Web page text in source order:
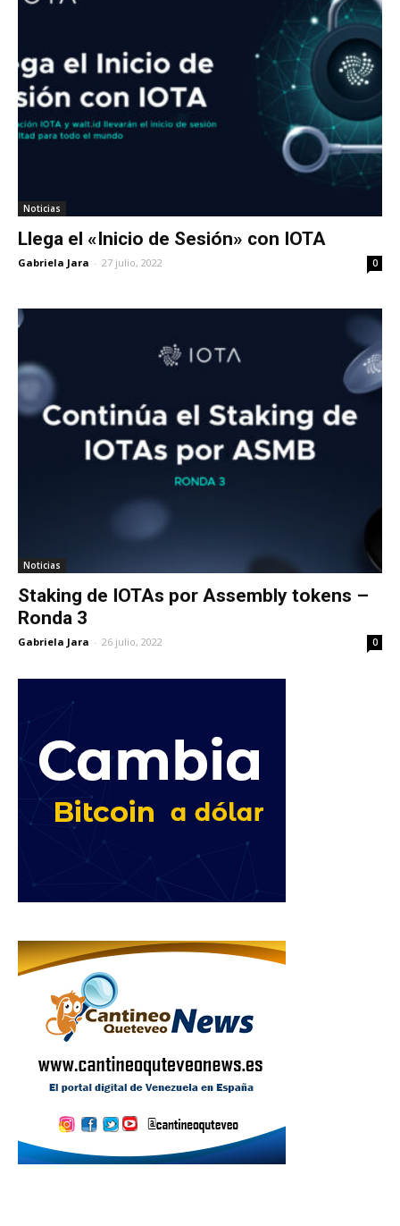
Noticias
Llega el «Inicio de Sesión» con IOTA
Gabriela Jara - 27 julio, 2022 0
Noticias
Staking de IOTAs por Assembly tokens –
Ronda 3
Gabriela Jara - 26 julio, 2022 0